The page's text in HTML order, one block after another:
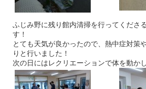
ふじみ野に残り館内清掃を行ってくださ
す！
とても天気が良かったので、熱中症対策
りと行いました！
次の日にはレクリエーションで体を動か